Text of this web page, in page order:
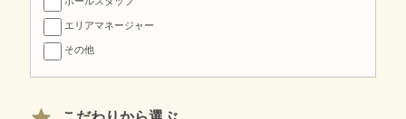
エリアマネージャー
その他